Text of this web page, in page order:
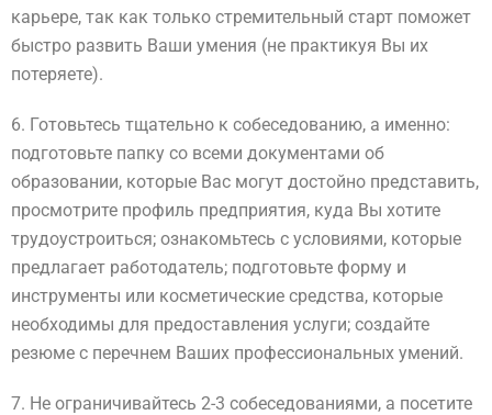
карьере, так как только стремительный старт поможет
быстро развить Ваши умения (не практикуя Вы их
потеряете).
6. Готовьтесь тщательно к собеседованию, а именно:
подготовьте папку со всеми документами об
образовании, которые Вас могут достойно представить,
просмотрите профиль предприятия, куда Вы хотите
трудоустроиться; ознакомьтесь с условиями, которые
предлагает работодатель; подготовьте форму и
инструменты или косметические средства, которые
необходимы для предоставления услуги; создайте
резюме с перечнем Ваших профессиональных умений.
7. Не ограничивайтесь 2-3 собеседованиями, а посетите